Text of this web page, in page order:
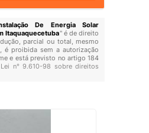
De Energia Solar
Itaquaquecetuba" é de direito
parcial ou total, mesmo
é proibida sem a autorização
e está previsto no artigo 184
Lei n° 9.610-98 sobre direitos